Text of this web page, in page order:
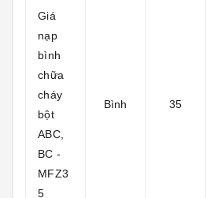
Giá
nạp
bình
chữa
cháy
bột
ABC,
BC -
MFZ3
5
Bình 35